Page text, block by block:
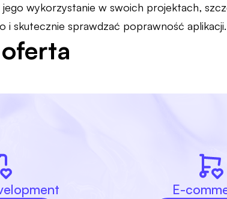
wykorzystanie w swoich projektach,
i skutecznie sprawdzać poprawność aplikacji.
E-